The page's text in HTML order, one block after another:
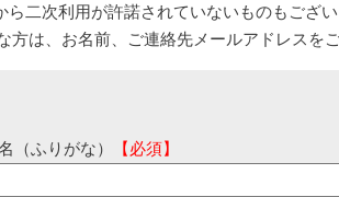
ら二次利用が許諾されていないものもござ
方は、お名前、ご連絡先メールアドレスを
（ふりがな） 【必須】